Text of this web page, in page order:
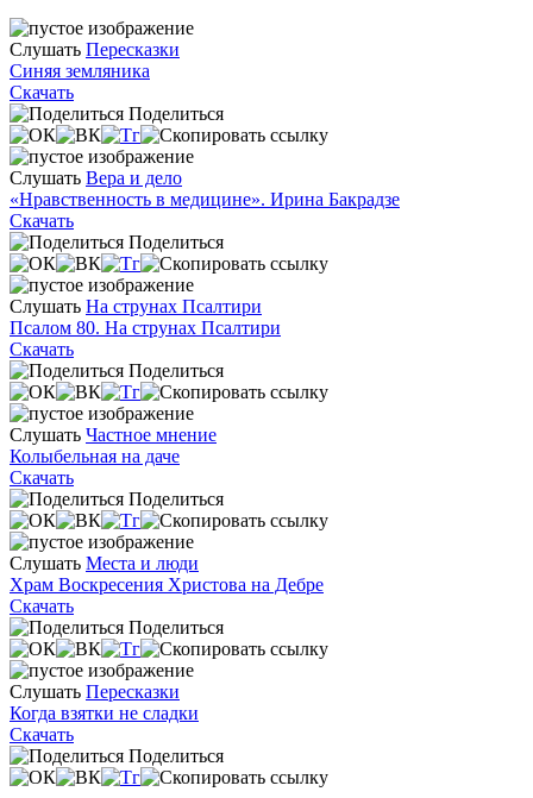
Слушать Пересказки
Синяя земляника
Скачать
Поделиться
Слушать Вера и дело
«Нравственность в медицине». Ирина Бакрадзе
Скачать
Поделиться
Слушать На струнах Псалтири
Псалом 80. На струнах Псалтири
Скачать
Поделиться
Слушать Частное мнение
Колыбельная на даче
Скачать
Поделиться
Слушать Места и люди
Храм Воскресения Христова на Дебре
Скачать
Поделиться
Слушать Пересказки
Когда взятки не сладки
Скачать
Поделиться